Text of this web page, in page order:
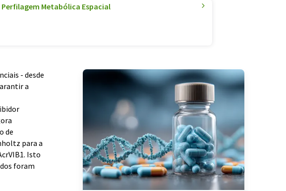
Perfilagem Metabólica Espacial
- desde
a
de
para a
Isto
foram